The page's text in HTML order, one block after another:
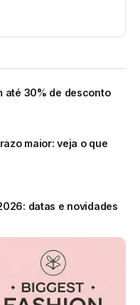
até 30% de desconto
maior: veja o que
datas e novidades